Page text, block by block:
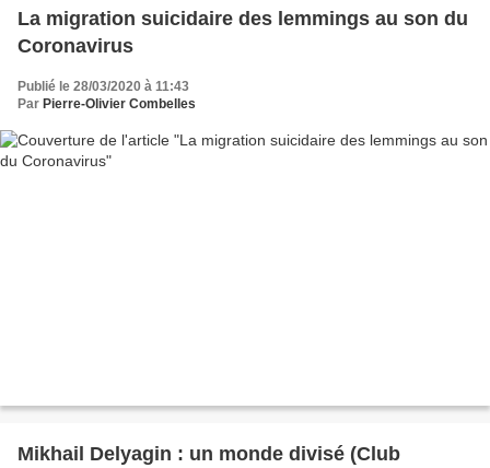
La migration suicidaire des lemmings au son du
Coronavirus
Publié le 28/03/2020 à 11:43
Par Pierre-Olivier Combelles
Mikhail Delyagin : un monde divisé (Club